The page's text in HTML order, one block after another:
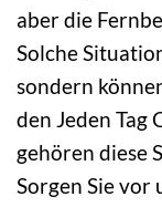
aber die
Solche
sondern
den Jeden
gehören diese
Sorgen Sie vor